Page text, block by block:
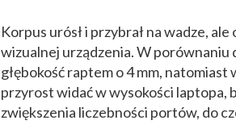
Korpus urósł i przybrał na wadze,
wizualnej urządzenia. W porównaniu
głębokość raptem o 4 mm, natomiast
przyrost widać w wysokości laptopa,
zwiększenia liczebności portów, do